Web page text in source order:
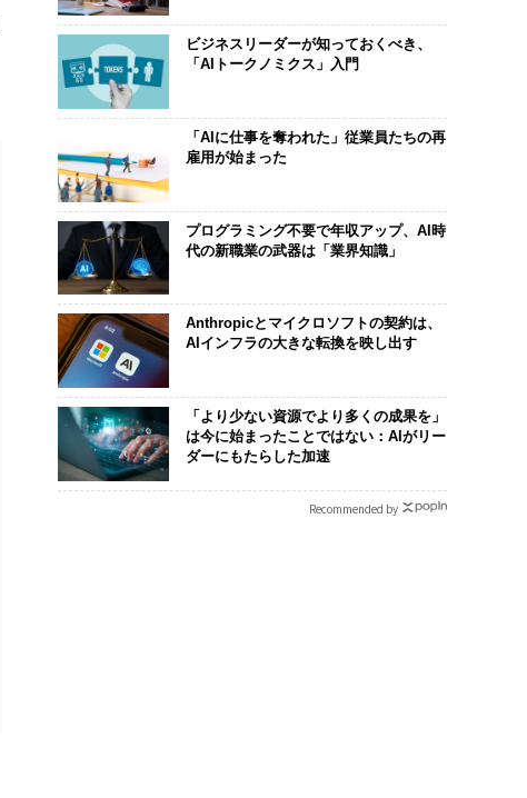
ビジネスリーダーが知っておくべき、
「AIトークノミクス」入門
「AIに仕事を奪われた」従業員たちの再
雇用が始まった
プログラミング不要で年収アップ、AI時
代の新職業の武器は「業界知識」
Anthropicとマイクロソフトの契約は、
AIインフラの大きな転換を映し出す
「より少ない資源でより多くの成果を」
は今に始まったことではない：AIがリー
ダーにもたらした加速
Recommended by